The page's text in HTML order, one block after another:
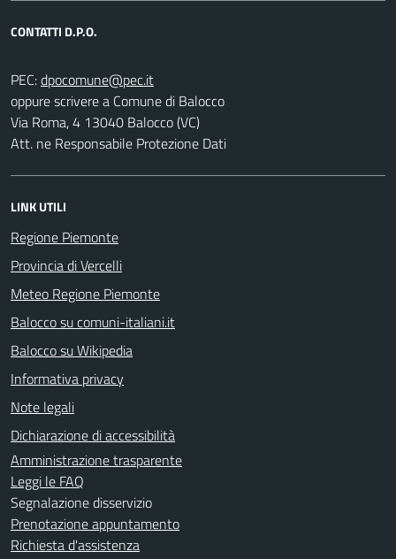
CONTATTI D.P.O.
PEC:
oppure scrivere a Comune di Balocco
Via Roma, 4 13040 Balocco (VC)
Att. ne Responsabile Protezione Dati
LINK UTILI
Regione Piemonte
Provincia di Vercelli
Meteo Regione Piemonte
Balocco su comuni-italiani.it
Balocco su Wikipedia
Informativa privacy
Note legali
Dichiarazione di accessibilità
Amministrazione trasparente
Leggi le FAQ
Segnalazione disservizio
Prenotazione appuntamento
Richiesta d'assistenza